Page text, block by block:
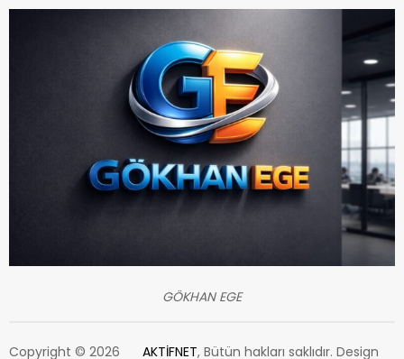
GÖKHAN EGE
Copyright © 2026 AKTİFNET, Bütün hakları saklıdır. Design